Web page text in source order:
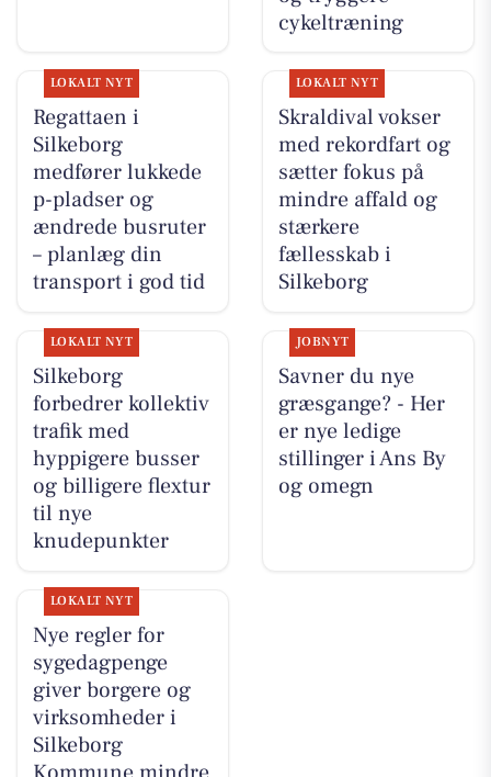
cykeltræning
LOKALT NYT
Regattaen i
Silkeborg
medfører lukkede
p-pladser og
ændrede busruter
– planlæg din
transport i god tid
LOKALT NYT
Skraldival vokser
med rekordfart og
sætter fokus på
mindre affald og
stærkere
fællesskab i
Silkeborg
LOKALT NYT
Silkeborg
forbedrer kollektiv
trafik med
hyppigere busser
og billigere flextur
til nye
knudepunkter
JOBNYT
Savner du nye
græsgange? - Her
er nye ledige
stillinger i Ans By
og omegn
LOKALT NYT
Nye regler for
sygedagpenge
giver borgere og
virksomheder i
Silkeborg